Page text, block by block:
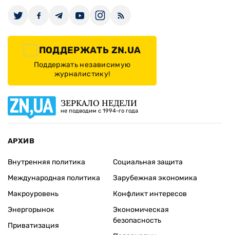
ПОДДЕРЖАТЬ ZN.UA
Поддержать независимую
журналистику!
ЗЕРКАЛО НЕДЕЛИ
не подводим с 1994-го года
АРХИВ
Внутренняя политика
Международная политика
Макроуровень
Энергорынок
Приватизация
Социальная защита
Зарубежная экономика
Конфликт интересов
Экономическая
безопасность